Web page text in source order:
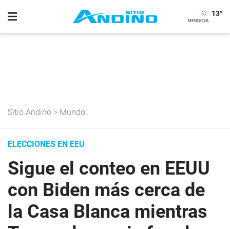
13°
Sitio Andino > Mundo
ELECCIONES EN EEU
Sigue el conteo en EEUU
con Biden más cerca de
la Casa Blanca mientras